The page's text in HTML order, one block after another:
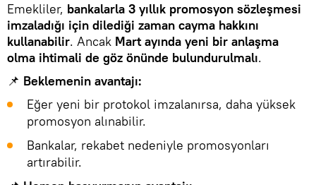
Emekliler, bankalarla 3 yıllık promosyon sözleşmesi
imzaladığı için dilediği zaman cayma hakkını
kullanabilir. Ancak Mart ayında yeni bir anlaşma
olma ihtimali de göz önünde bulundurulmalı.
📌 Beklemenin avantajı:
Eğer yeni bir protokol imzalanırsa, daha yüksek
promosyon alınabilir.
Bankalar, rekabet nedeniyle promosyonları
artırabilir.